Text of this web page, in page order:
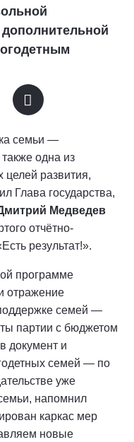
семьи —
одна из
развития,
Глава государства,
Медведев
отчётно-
результат!».
программе
отражение
семей —
партии с бюджетом
документ и
семей — по
уже
напомнил
каркас мер
новые